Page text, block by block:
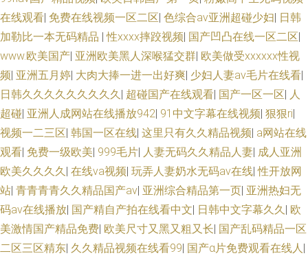
在线观看| 免费在线视频一区二区| 色综合av亚洲超碰少妇| 日韩
加勒比一本无码精品 |性xxxx摔跤视频| 国产凹凸在线一区二区|
www.欧美国产| 亚洲欧美黑人深喉猛交群| 欧美做受xxxxxⅹ性视
频| 亚洲五月婷| 大肉大捧一进一出好爽| 少妇人妻av毛片在线看|
日韩久久久久久久久久久| 超碰国产在线观看| 国产一区一区| 人
超碰| 亚洲人成网站在线播放942| 91中文字幕在线视频| 狠狠ri|
视频一二三区| 韩国一区在线| 这里只有久久精品视频| a网站在线
观看| 免费一级欧美| 999毛片| 人妻无码久久精品人妻| 成人亚洲
欧美久久久久| 在线va视频| 玩弄人妻奶水无码av在线|性开放网
站| 青青青青久久精品国产av| 亚洲综合精品第一页| 亚洲热妇无
码av在线播放| 国产精自产拍在线看中文| 日韩中文字幕久久| 欧
美激情国产精品免费| 欧美尺寸又黑又粗又长| 国产乱码精品一区
二区三区精东| 久久精品视频在线看99| 国产α片免费观看在线人|